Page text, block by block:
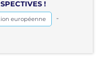
!
européenne -